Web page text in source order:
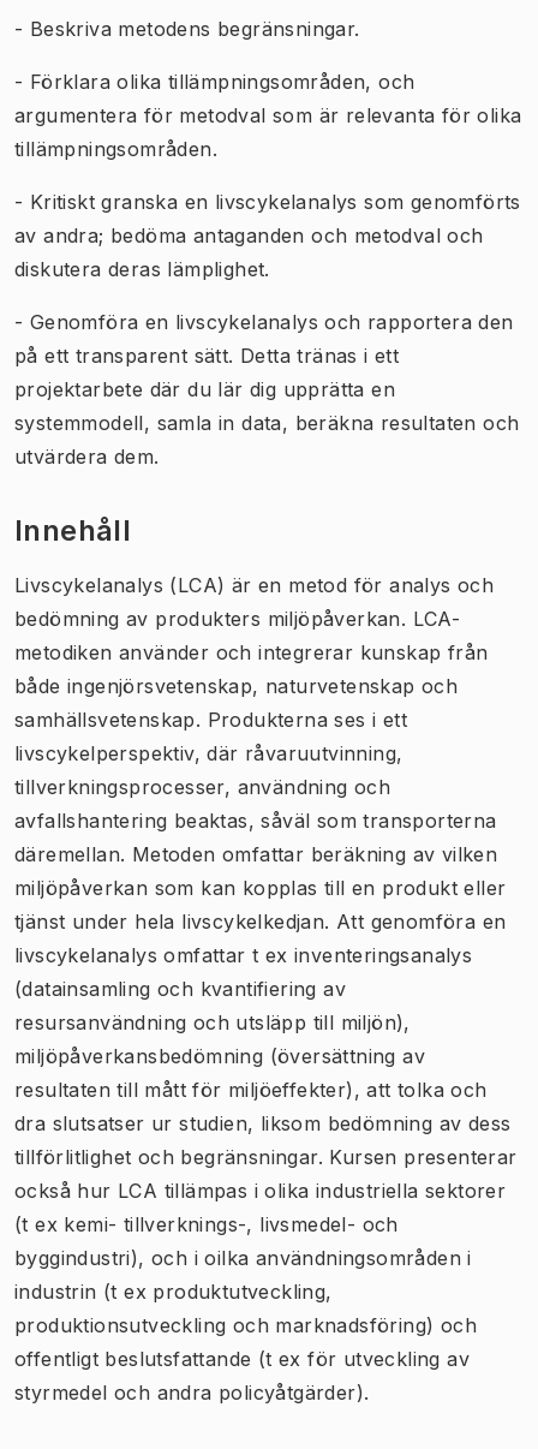
- Beskriva metodens begränsningar.
- Förklara olika tillämpningsområden, och
argumentera för metodval som är relevanta för olika
tillämpningsområden.
- Kritiskt granska en livscykelanalys som genomförts
av andra; bedöma antaganden och metodval och
diskutera deras lämplighet.
- Genomföra en livscykelanalys och rapportera den
på ett transparent sätt. Detta tränas i ett
projektarbete där du lär dig upprätta en
systemmodell, samla in data, beräkna resultaten och
utvärdera dem.
Innehåll
Livscykelanalys (LCA) är en metod för analys och
bedömning av produkters miljöpåverkan. LCA-
metodiken använder och integrerar kunskap från
både ingenjörsvetenskap, naturvetenskap och
samhällsvetenskap. Produkterna ses i ett
livscykelperspektiv, där råvaruutvinning,
tillverkningsprocesser, användning och
avfallshantering beaktas, såväl som transporterna
däremellan. Metoden omfattar beräkning av vilken
miljöpåverkan som kan kopplas till en produkt eller
tjänst under hela livscykelkedjan. Att genomföra en
livscykelanalys omfattar t ex inventeringsanalys
(datainsamling och kvantifiering av
resursanvändning och utsläpp till miljön),
miljöpåverkansbedömning (översättning av
resultaten till mått för miljöeffekter), att tolka och
dra slutsatser ur studien, liksom bedömning av dess
tillförlitlighet och begränsningar. Kursen presenterar
också hur LCA tillämpas i olika industriella sektorer
(t ex kemi- tillverknings-, livsmedel- och
byggindustri), och i oilka användningsområden i
industrin (t ex produktutveckling,
produktionsutveckling och marknadsföring) och
offentligt beslutsfattande (t ex för utveckling av
styrmedel och andra policyåtgärder).